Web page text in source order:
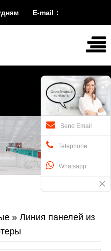
E-mail：
： 
» Линия панелей из
Send Email
Telephone
Whatsapp